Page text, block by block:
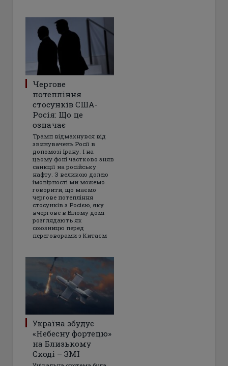
Чергове
потепління
стосунків США-
Росія: Що це
означає
Трамп відмахнувся від
звинувачень Росії в
допомозі Ірану. І на
цьому фоні частково зняв
санкції на російську
нафту. З великою долею
імовірності ми можемо
говорити, що маємо
чергове потепління
стосунків з Росією, яку
вчергове в Білому домі
розглядають як
союзницю перед
переговорами з Китаєм
Україна збудує
«Небесну фортецю»
на Близькому
Сході – ЗМІ